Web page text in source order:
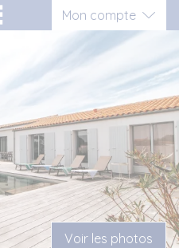
Mon compte
Connexion
Inscription vacancier
Inscription propriétaire
Voir les photos